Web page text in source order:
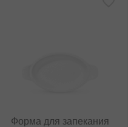
Форма для запекания